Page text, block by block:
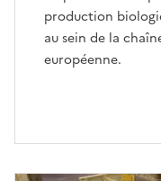
production
au sein de la
européenne.